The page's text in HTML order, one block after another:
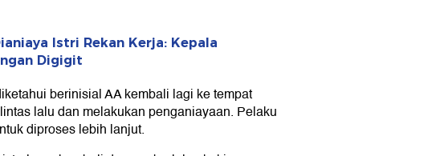
Istri Rekan Kerja: Kepala
Digigit
berinisial AA kembali lagi ke tempat
lalu dan melakukan penganiayaan. Pelaku
diproses lebih lanjut.